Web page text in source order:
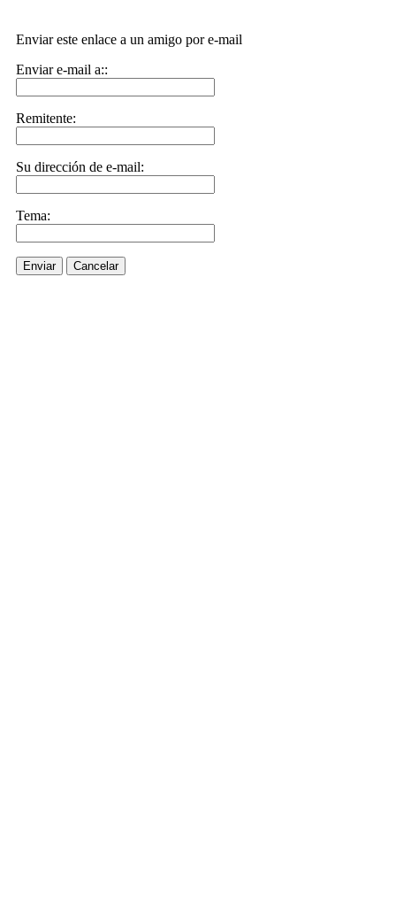
Enviar este enlace a un amigo por e-mail
Enviar e-mail a::
Remitente:
Su dirección de e-mail:
Tema:
Enviar Cancelar